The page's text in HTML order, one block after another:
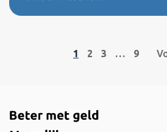
1 2 3 … 9